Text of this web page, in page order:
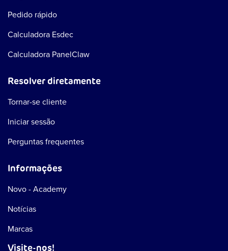
Pedido rápido
Calculadora Esdec
Calculadora PanelClaw
Resolver diretamente
Tornar-se cliente
Iniciar sessão
Perguntas frequentes
Informações
Novo - Academy
Notícias
Marcas
Visite-nos!